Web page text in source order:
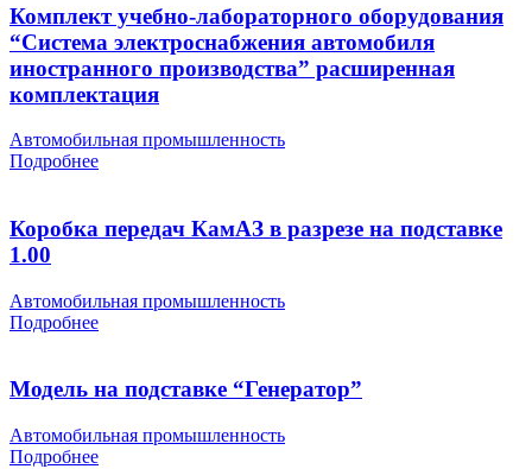
Комплект учебно-лабораторного оборудования
“Система электроснабжения автомобиля
иностранного производства” расширенная
комплектация
Автомобильная промышленность
Подробнее
Коробка передач КамАЗ в разрезе на подставке
1.00
Автомобильная промышленность
Подробнее
Модель на подставке “Генератор”
Автомобильная промышленность
Подробнее